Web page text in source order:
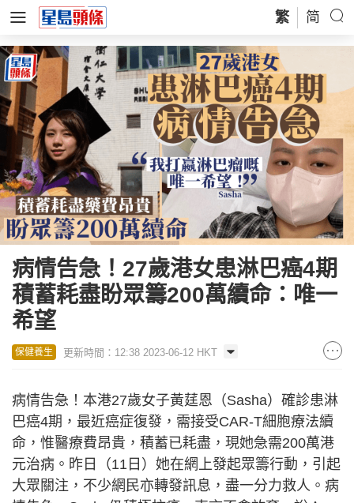
繁 简
病情告急！27歲港女患淋巴癌4期
積蓄耗盡盼眾籌200萬續命：唯一
希望
保健養生 更新時間：12:38 2023-06-12 HKT
病情告急！本港27歲女子黃莛恩（Sasha）確診患淋
巴癌4期，最近癌症復發，需接受CAR-T細胞療法續
命，惟醫療費昂貴，積蓄已耗盡，現她急需200萬港
元治病。昨日（11日）她在網上發起眾籌行動，引起
大眾關注，不少網民亦轉發訊息，盡一分力救人。病